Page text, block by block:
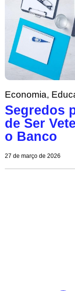
Economia,
Segredos
de Ser
o Banco
27 de março de 2026